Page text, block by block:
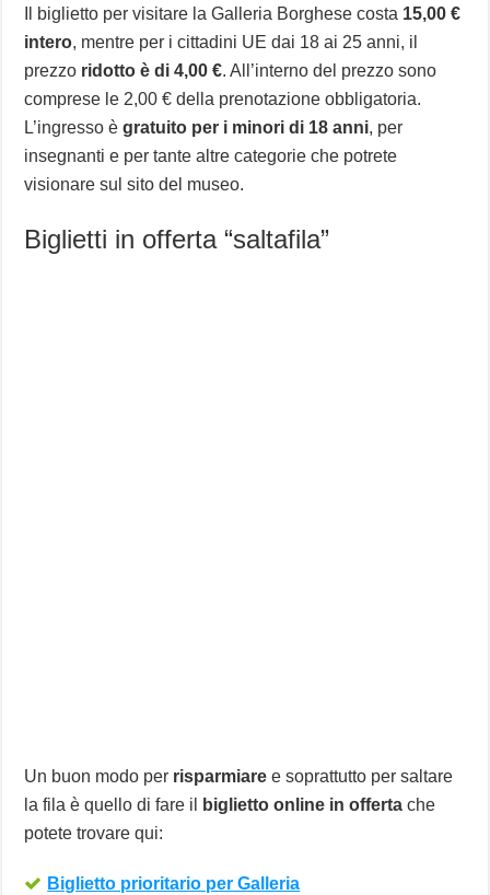
Il biglietto per visitare la Galleria Borghese costa 15,00 €
intero, mentre per i cittadini UE dai 18 ai 25 anni, il
prezzo ridotto è di 4,00 €. All’interno del prezzo sono
comprese le 2,00 € della prenotazione obbligatoria.
L’ingresso ègratuito per i minori di 18 anni, per
insegnanti e per tante altre categorie che potrete
visionare sul sito del museo.
Biglietti in offerta “saltafila”
Un buon modo per risparmiare e soprattutto per saltare
la fila è quello di fare il
biglietto online in offerta che
potete trovare qui:
Biglietto prioritario per Galleria